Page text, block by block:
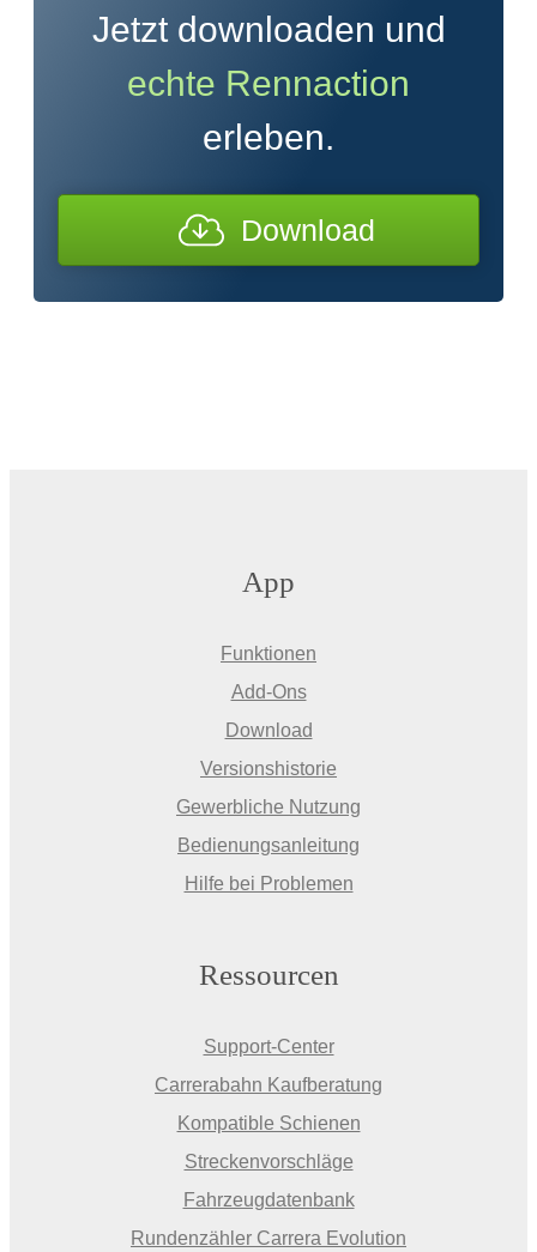
Jetzt downloaden und
echte Rennaction
erleben.
Download
App
Funktionen
Add-Ons
Download
Versionshistorie
Gewerbliche Nutzung
Bedienungsanleitung
Hilfe bei Problemen
Ressourcen
Support-Center
Carrerabahn Kaufberatung
Kompatible Schienen
Streckenvorschläge
Fahrzeugdatenbank
Rundenzähler Carrera Evolution